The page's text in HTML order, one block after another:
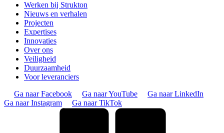
Werken bij Strukton
Nieuws en verhalen
Projecten
Expertises
Innovaties
Over ons
Veiligheid
Duurzaamheid
Voor leveranciers
Ga naar Facebook
Ga naar YouTube
Ga naar LinkedIn
Ga naar Instagram
Ga naar TikTok